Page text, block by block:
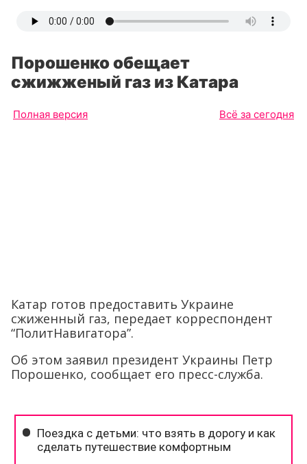
Порошенко обещает
сжижженый газ из Катара
Полная версия Всё за сегодня
Катар готов предоставить Украине
сжиженный газ, передает корреспондент
“ПолитНавигатора”.
Об этом заявил президент Украины Петр
Порошенко, сообщает его пресс-служба.